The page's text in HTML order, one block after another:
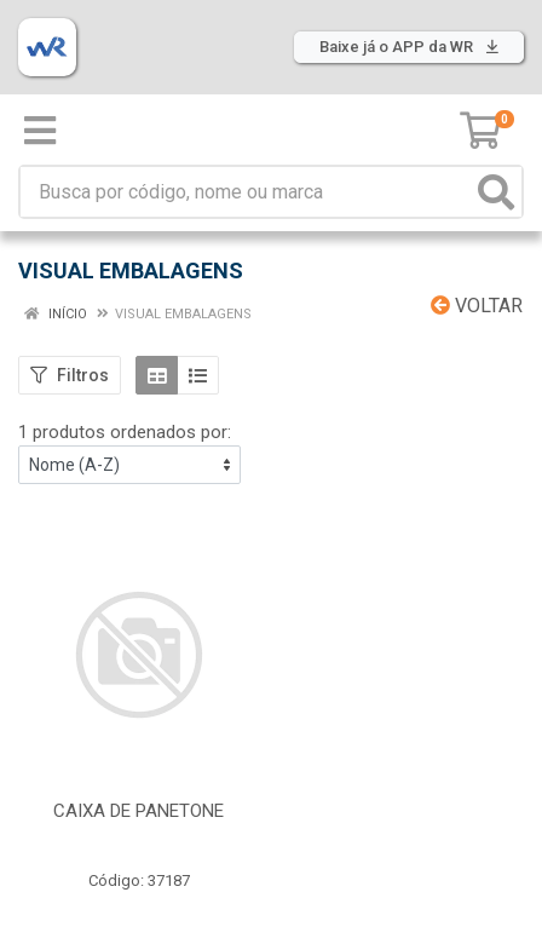
Baixe já o APP da WR
0
VISUAL EMBALAGENS
VOLTAR
INÍCIO VISUAL EMBALAGENS
Filtros
1 produtos ordenados por:
CAIXA DE PANETONE
Código: 37187